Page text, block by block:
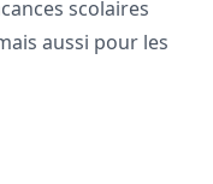
scolaires
aussi pour les